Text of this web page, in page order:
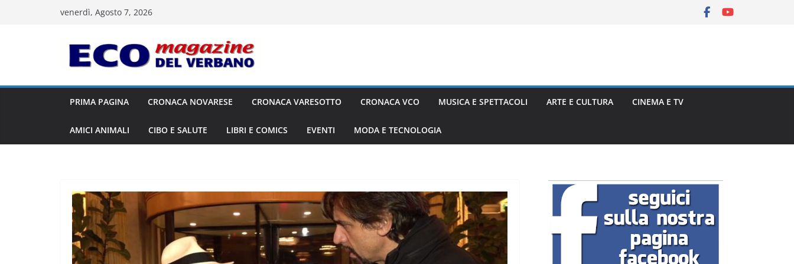
venerdì, Agosto 7, 2026
PRIMA PAGINA CRONACA NOVARESE CRONACA VARESOTTO CRONACA VCO MUSICA E SPETTACOLI ARTE E CULTURA CINEMA E TV
AMICI ANIMALI CIBO E SALUTE LIBRI E COMICS EVENTI MODA E TECNOLOGIA